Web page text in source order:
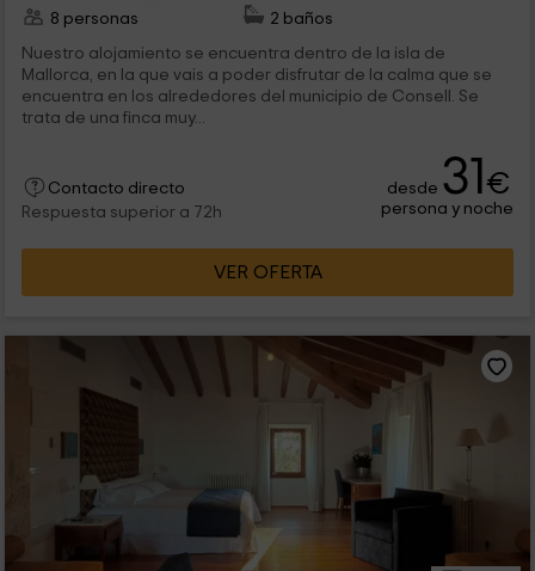
8 personas
2 baños
Nuestro alojamiento se encuentra dentro de la isla de
Mallorca, en la que vais a poder disfrutar de la calma que se
encuentra en los alrededores del municipio de Consell. Se
trata de una finca muy...
Contacto directo
Respuesta superior a 72h
desde 31€
persona y noche
VER OFERTA